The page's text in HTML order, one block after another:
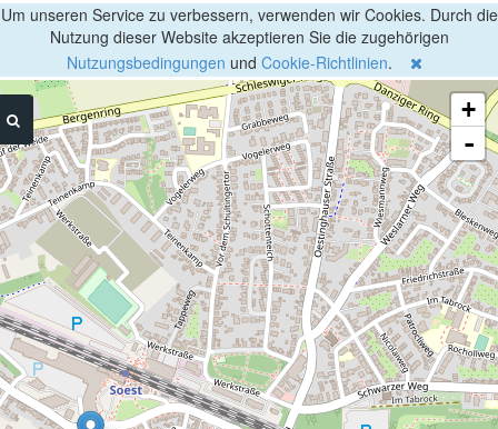
Um unseren Service zu verbessern, verwenden wir Cookies. Durch die
Nutzung dieser Website akzeptieren Sie die zugehörigen
Nutzungsbedingungen und Cookie-Richtlinien.
+
-